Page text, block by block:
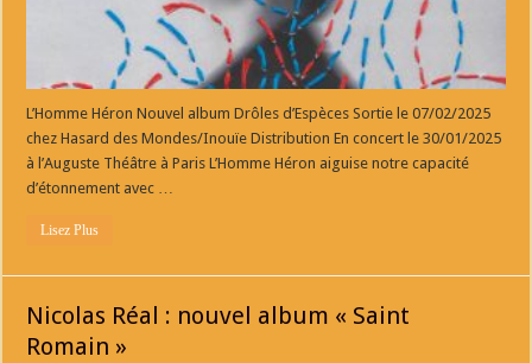
L’Homme Héron Nouvel album Drôles d’Espèces Sortie le 07/02/2025
chez Hasard des Mondes/Inouïe Distribution En concert le 30/01/2025
à l’Auguste Théâtre à Paris L’Homme Héron aiguise notre capacité
d’étonnement avec …
Lisez Plus
Nicolas Réal : nouvel album « Saint
Romain »